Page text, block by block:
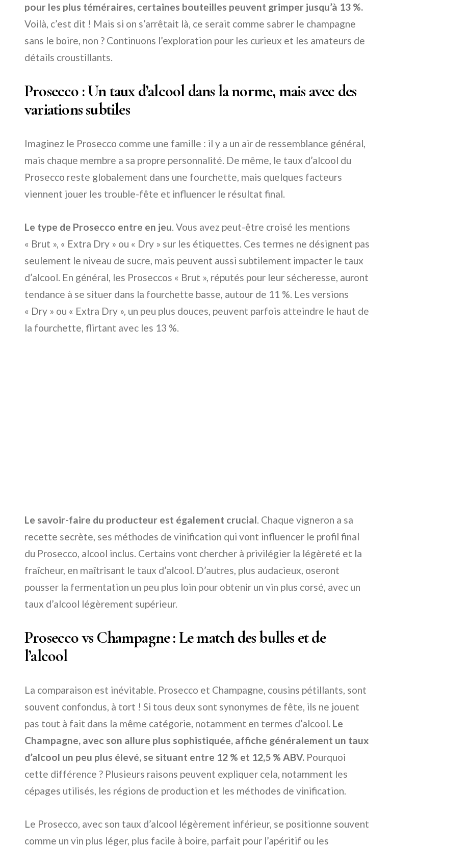
pour les plus téméraires, certaines bouteilles peuvent grimper jusqu’à 13 %.
Voilà, c’est dit ! Mais si on s’arrêtait là, ce serait comme sabrer le champagne
sans le boire, non ? Continuons l’exploration pour les curieux et les amateurs de
détails croustillants.
Prosecco : Un taux d’alcool dans la norme, mais avec des
variations subtiles
Imaginez le Prosecco comme une famille : il y a un air de ressemblance général,
mais chaque membre a sa propre personnalité. De même, le taux d’alcool du
Prosecco reste globalement dans une fourchette, mais quelques facteurs
viennent jouer les trouble-fête et influencer le résultat final.
Le type de Prosecco entre en jeu. Vous avez peut-être croisé les mentions
« Brut », « Extra Dry » ou « Dry » sur les étiquettes. Ces termes ne désignent pas
seulement le niveau de sucre, mais peuvent aussi subtilement impacter le taux
d’alcool. En général, les Proseccos « Brut », réputés pour leur sécheresse, auront
tendance à se situer dans la fourchette basse, autour de 11 %. Les versions
« Dry » ou « Extra Dry », un peu plus douces, peuvent parfois atteindre le haut de
la fourchette, flirtant avec les 13 %.
Le savoir-faire du producteur est également crucial. Chaque vigneron a sa
recette secrète, ses méthodes de vinification qui vont influencer le profil final
du Prosecco, alcool inclus. Certains vont chercher à privilégier la légèreté et la
fraîcheur, en maîtrisant le taux d’alcool. D’autres, plus audacieux, oseront
pousser la fermentation un peu plus loin pour obtenir un vin plus corsé, avec un
taux d’alcool légèrement supérieur.
Prosecco vs Champagne : Le match des bulles et de
l’alcool
La comparaison est inévitable. Prosecco et Champagne, cousins pétillants, sont
souvent confondus, à tort ! Si tous deux sont synonymes de fête, ils ne jouent
pas tout à fait dans la même catégorie, notamment en termes d’alcool. Le
Champagne, avec son allure plus sophistiquée, affiche généralement un taux
d’alcool un peu plus élevé, se situant entre 12 % et 12,5 % ABV. Pourquoi
cette différence ? Plusieurs raisons peuvent expliquer cela, notamment les
cépages utilisés, les régions de production et les méthodes de vinification.
Le Prosecco, avec son taux d’alcool légèrement inférieur, se positionne souvent
comme un vin plus léger, plus facile à boire, parfait pour l’apéritif ou les